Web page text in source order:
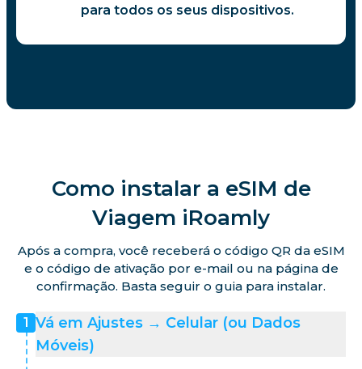
para todos os seus dispositivos.
Como instalar a eSIM de
Viagem iRoamly
Após a compra, você receberá o código QR da eSIM
e o código de ativação por e-mail ou na página de
confirmação. Basta seguir o guia para instalar.
1 Vá em Ajustes → Celular (ou Dados
Móveis)